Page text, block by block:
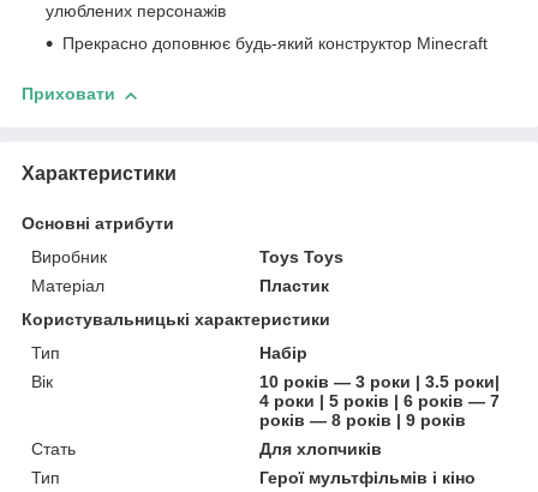
улюблених персонажів
Прекрасно доповнює будь-який конструктор Minecraft
Приховати
Характеристики
Основні атрибути
Виробник
Toys Toys
Матеріал
Пластик
Користувальницькі характеристики
Тип
Набір
Вік
10 років — 3 роки | 3.5 роки|
4 роки | 5 років | 6 років — 7
років — 8 років | 9 років
Стать
Для хлопчиків
Тип
Герої мультфільмів і кіно